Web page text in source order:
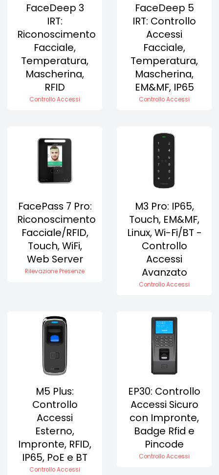
FaceDeep 3
IRT:
Riconoscimento
Facciale,
Temperatura,
Mascherina,
RFID
Controllo Accessi
FaceDeep 5
IRT: Controllo
Accessi
Facciale,
Temperatura,
Mascherina,
EM&MF, IP65
Controllo Accessi
FacePass 7 Pro:
Riconoscimento
Facciale/RFID,
Touch, WiFi,
Web Server
Rilevazione Presenze
M3 Pro: IP65,
Touch, EM&MF,
Linux, Wi-Fi/BT -
Controllo
Accessi
Avanzato
Controllo Accessi
M5 Plus:
Controllo
Accessi
Esterno,
Impronte, RFID,
IP65, PoE e BT
Controllo Accessi
EP30: Controllo
Accessi Sicuro
con Impronte,
Badge Rfid e
Pincode
Controllo Accessi